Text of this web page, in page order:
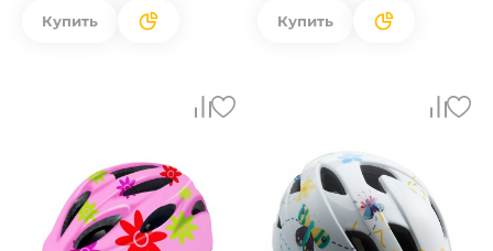
Купить Купить